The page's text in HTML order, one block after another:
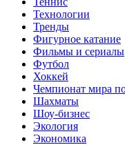
Технологии
Тренды
Фигурное катание
Фильмы и сериалы
Футбол
Хоккей
Чемпионат мира
Шахматы
Шоу-бизнес
Экология
Экономика